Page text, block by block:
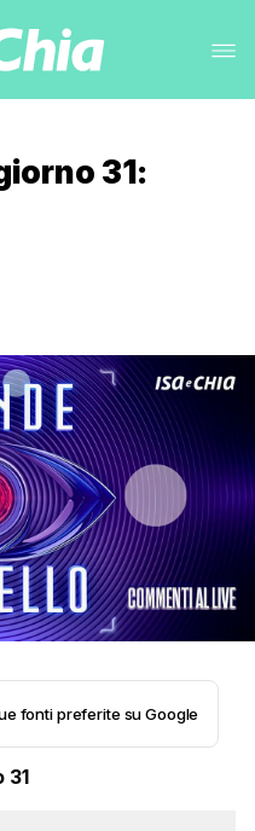
31:
fonti preferite su Google
31